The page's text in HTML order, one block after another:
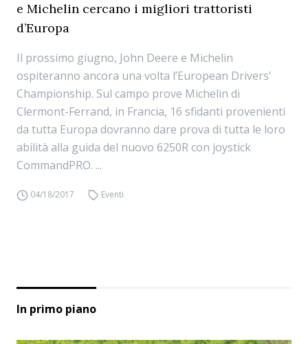
e Michelin cercano i migliori trattoristi
d’Europa
Il prossimo giugno, John Deere e Michelin
ospiteranno ancora una volta l’European Drivers’
Championship. Sul campo prove Michelin di
Clermont-Ferrand, in Francia, 16 sfidanti provenienti
da tutta Europa dovranno dare prova di tutta le loro
abilità alla guida del nuovo 6250R con joystick
CommandPRO. ...
04/18/2017 Eventi
In primo piano